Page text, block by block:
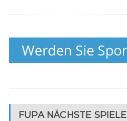
FUPA NÄCHSTE SPIELE